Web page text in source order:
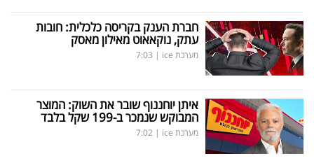
חברת הענק בקריסה כלכלית: חובות
עתק, נוקאאוט מאילון מאסק
מערכת ice |
7:03
איתן יוחננוף שובר את השוק: המוצר
המבוקש שנמכר ב-199 שקל בלבד
מערכת ice |
7:02